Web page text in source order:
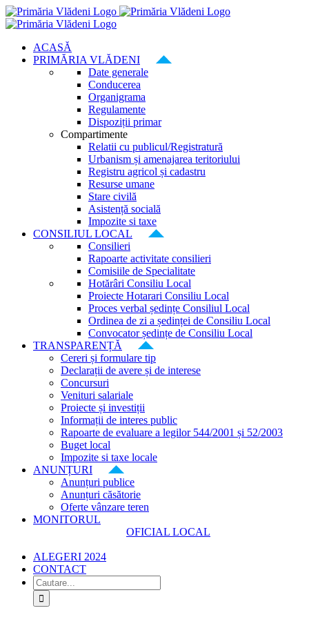
Skip
to
ACASĂ
PRIMĂRIA VLĂDENI
Date generale
Conducerea
Organigrama
Regulamente
Dispoziții primar
Compartimente
Relatii cu publicul/Registratură
Urbanism și amenajarea teritoriului
Registru agricol și cadastru
Resurse umane
Stare civilă
Asistență socială
Impozite si taxe
CONSILIUL LOCAL
Consilieri
Rapoarte activitate consilieri
Comisiile de Specialitate
Hotărâri Consiliu Local
Proiecte Hotarari Consiliu Local
Proces verbal ședințe Consiliul Local
Ordinea de zi a ședinței de Consiliu Local
Convocator ședințe de Consiliu Local
TRANSPARENȚĂ
Cereri și formulare tip
Declarații de avere și de interese
Concursuri
Venituri salariale
Proiecte și investiții
Informații de interes public
Rapoarte de evaluare a legilor 544/2001 și 52/2003
Buget local
Impozite si taxe locale
ANUNȚURI
Anunțuri publice
Anunțuri căsătorie
Oferte vânzare teren
MONITORUL
OFICIAL LOCAL
ALEGERI 2024
CONTACT
Cautare...